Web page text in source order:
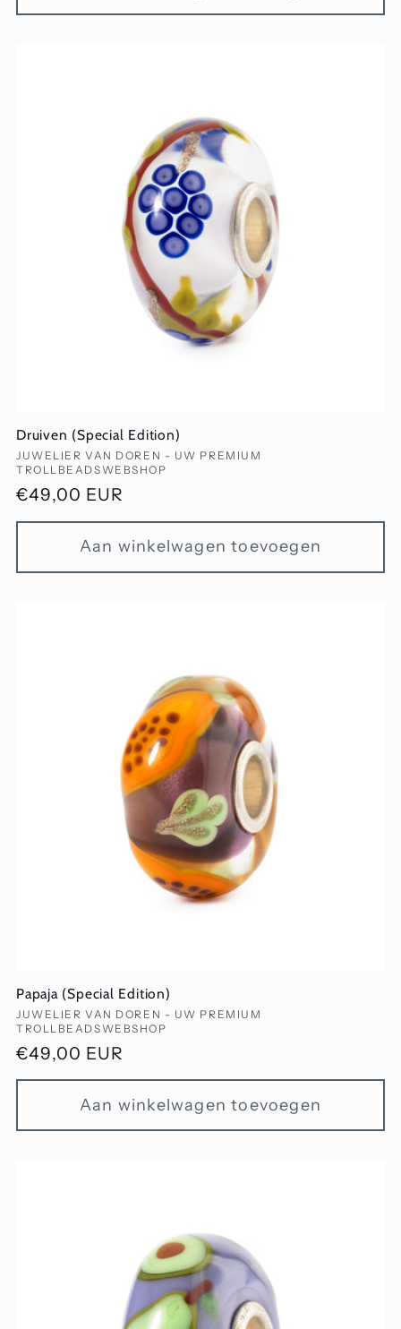
Druiven (Special Edition)
Verkoper:
JUWELIER VAN DOREN - UW PREMIUM
TROLLBEADSWEBSHOP
Normale
prijs
€49,00 EUR
Aan winkelwagen toevoegen
Papaja (Special Edition)
Verkoper:
JUWELIER VAN DOREN - UW PREMIUM
TROLLBEADSWEBSHOP
Normale
prijs
€49,00 EUR
Aan winkelwagen toevoegen